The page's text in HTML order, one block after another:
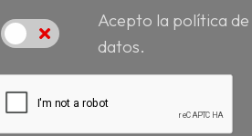
Acepto
Acepto la política
datos.